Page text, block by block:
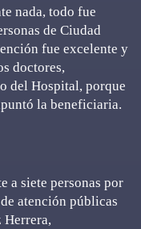
nada, todo fue
de Ciudad
fue excelente y
doctores,
del Hospital, porque
la beneficiaria.
a siete personas por
atención públicas
Herrera,